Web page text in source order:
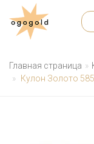
Главная страница
Кулон Золото 585